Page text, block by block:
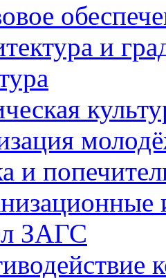
и
и
ЗАГС